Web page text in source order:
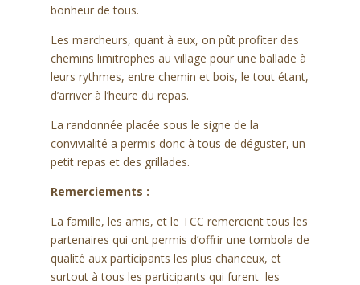
bonheur de tous.
Les marcheurs, quant à eux, on pût profiter des
chemins limitrophes au village pour une ballade à
leurs rythmes, entre chemin et bois, le tout étant,
d’arriver à l’heure du repas.
La randonnée placée sous le signe de la
convivialité a permis donc à tous de déguster, un
petit repas et des grillades.
Remerciements :
La famille, les amis, et le TCC remercient tous les
partenaires qui ont permis d’offrir une tombola de
qualité aux participants les plus chanceux, et
surtout à tous les participants qui furent les